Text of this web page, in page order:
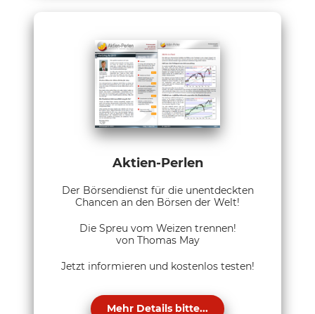
Aktien-Perlen
Der Börsendienst für die unentdeckten
Chancen an den Börsen der Welt!
Die Spreu vom Weizen trennen!
von Thomas May
Jetzt informieren und kostenlos testen!
Mehr Details bitte...